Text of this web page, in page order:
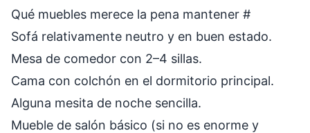
Qué muebles merece la pena mantener #
Sofá relativamente neutro y en buen estado.
Mesa de comedor con 2–4 sillas.
Cama con colchón en el dormitorio principal.
Alguna mesita de noche sencilla.
Mueble de salón básico (si no es enorme y